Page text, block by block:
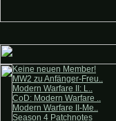
Keine neuen Member!
MW2 zu Anfänger-Freu..
Modern Warfare II: L..
CoD: Modern Warfare ..
Modern Warfare II-Me..
Season 4 Patchnotes